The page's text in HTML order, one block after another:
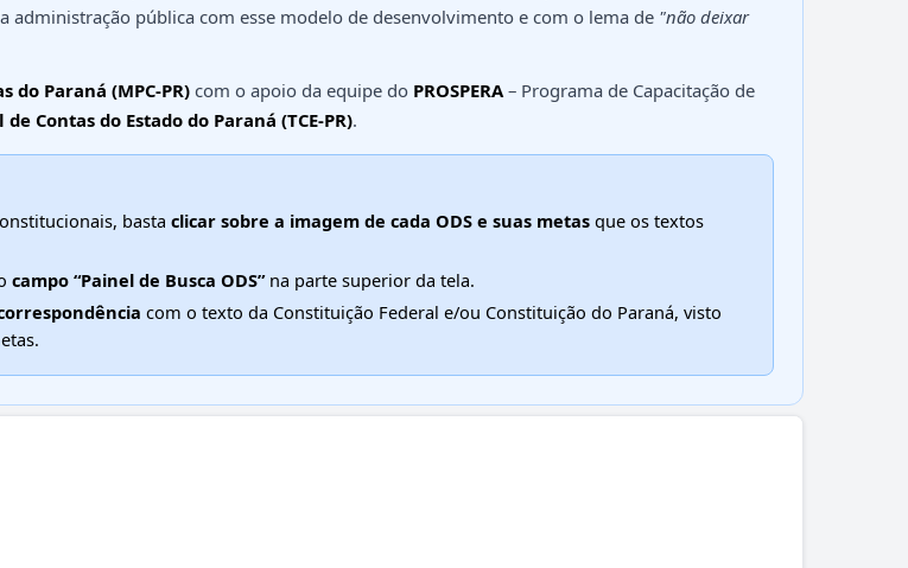
pública com esse modelo de desenvolvimento e com o lema de "não deixar
do Paraná (MPC-PR) com o apoio da equipe do PROSPERA – Programa de Capacitação de
Contas do Estado do Paraná (TCE-PR).
basta clicar sobre a imagem de cada ODS e suas metasque os textos
campo “Painel de Busca ODS”na parte superior da tela.
com o texto da Constituição Federal e/ou Constituição do Paraná, visto